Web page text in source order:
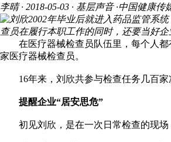
李晴· 2018-05-03 · 基层声音 ·中国健康
刘欣2002年毕业后就进入药品监管系
查员在履行本职工作的同时，还要当好
在医疗器械检查员队伍里，每个人都
家医疗器械检查员。
16年来，刘欣共参与检查任务几百家
提醒企业“居安思危”
初见刘欣，是在一次日常检查的现场